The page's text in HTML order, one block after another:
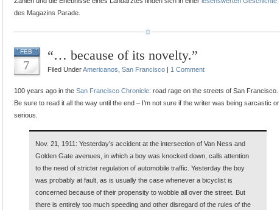
des Magazins Parade.
FEB
7
“… because of its novelty.”
Filed UnderAmericanos San Francisco | 1 Comment
100 years ago in the San Francisco Chronicle: road rage on the streets of San Francisco.
Be sure to read it all the way until the end – I’m not sure if the writer was being sarcastic or
serious.
Nov. 21, 1911: Yesterday’s accident at the intersection of Van Ness and
Golden Gate avenues, in which a boy was knocked down, calls attention
to the need of stricter regulation of automobile traffic. Yesterday the boy
was probably at fault, as is usually the case whenever a bicyclist is
concerned because of their propensity to wobble all over the street. But
there is entirely too much speeding and other disregard of the rules of the